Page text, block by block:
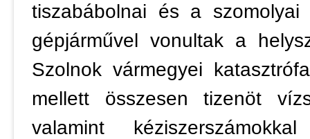
tiszabábolnai és a
gépjárművel vonultak a
Szolnok vármegyei
mellett összesen tizenöt
valamint